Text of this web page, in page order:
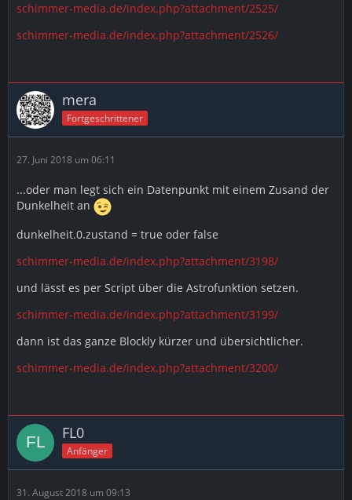
schimmer-media.de/index.php?attachment/2525/
schimmer-media.de/index.php?attachment/2526/
mera
Fortgeschrittener
27. Juni 2018 um 06:11
...oder man legt sich ein Datenpunkt mit einem Zusand der
Dunkelheit an
dunkelheit.0.zustand = true oder false
schimmer-media.de/index.php?attachment/3198/
und lässt es per Script über die Astrofunktion setzen.
schimmer-media.de/index.php?attachment/3199/
dann ist das ganze Blockly kürzer und übersichtlicher.
schimmer-media.de/index.php?attachment/3200/
FL0
Anfänger
31. August 2018 um 09:13